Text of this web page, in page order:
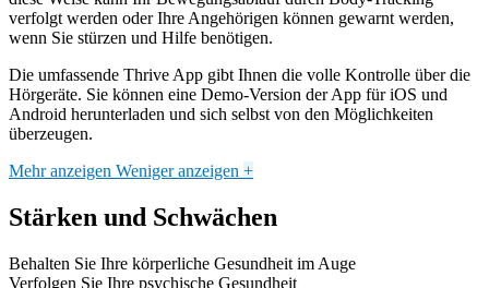
verfolgt werden oder Ihre Angehörigen können gewarnt werden,
wenn Sie stürzen und Hilfe benötigen.
Die umfassende Thrive App gibt Ihnen die volle Kontrolle über die
Hörgeräte. Sie können eine Demo-Version der App für iOS und
Android herunterladen und sich selbst von den Möglichkeiten
überzeugen.
Mehr anzeigen Weniger anzeigen +
Stärken und Schwächen
Behalten Sie Ihre körperliche Gesundheit im Auge
Verfolgen Sie Ihre psychische Gesundheit